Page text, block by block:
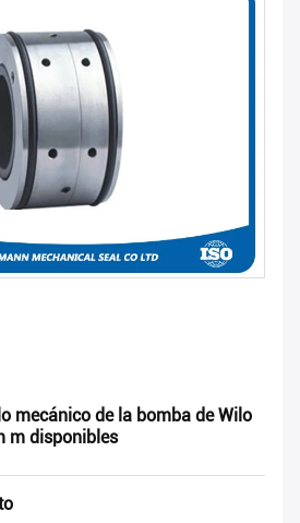
mecánico de la bomba de Wilo
m disponibles